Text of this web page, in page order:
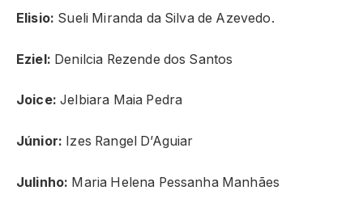
Elisio: Sueli Miranda da Silva de Azevedo.
Eziel: Denilcia Rezende dos Santos
Joice: Jelbiara Maia Pedra
Júnior: Izes Rangel D’Aguiar
Julinho: Maria Helena Pessanha Manhães